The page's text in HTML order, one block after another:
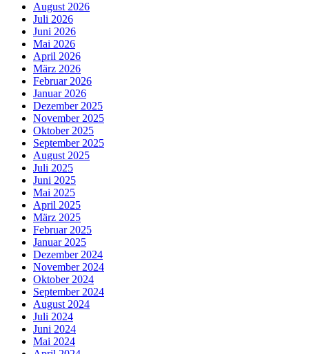
August 2026
Juli 2026
Juni 2026
Mai 2026
April 2026
März 2026
Februar 2026
Januar 2026
Dezember 2025
November 2025
Oktober 2025
September 2025
August 2025
Juli 2025
Juni 2025
Mai 2025
April 2025
März 2025
Februar 2025
Januar 2025
Dezember 2024
November 2024
Oktober 2024
September 2024
August 2024
Juli 2024
Juni 2024
Mai 2024